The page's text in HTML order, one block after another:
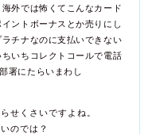
海外では怖くてこんなカード
ントボーナスとか売りにし
チナなのに支払いできない
ちいちコレクトコールで電話
署にたらいまわし
せくさいですよね。
のでは？